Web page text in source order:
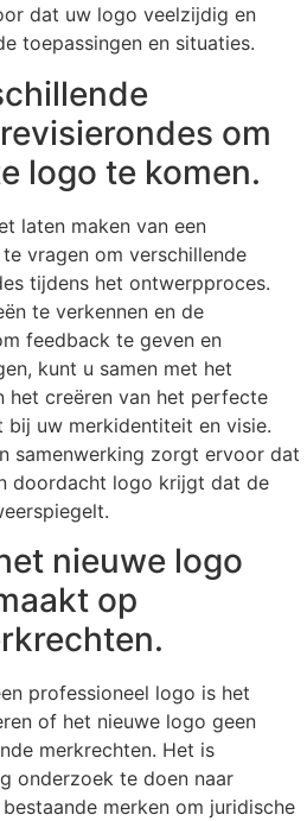
dat uw logo veelzijdig en
toepassingen en situaties.
om
logo te komen.
laten maken van een
vragen om verschillende
tijdens het ontwerpproces.
te verkennen en de
feedback te geven en
kunt u samen met het
het creëren van het perfecte
uw merkidentiteit en visie.
samenwerking zorgt ervoor dat
doordacht logo krijgt dat de
nieuwe logo
op
professioneel logo is het
of het nieuwe logo geen
merkrechten. Het is
onderzoek te doen naar
merken om juridische